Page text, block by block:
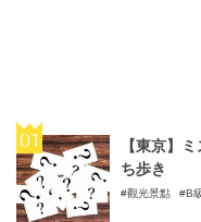
【東京】
ち歩き
觀光景點 B